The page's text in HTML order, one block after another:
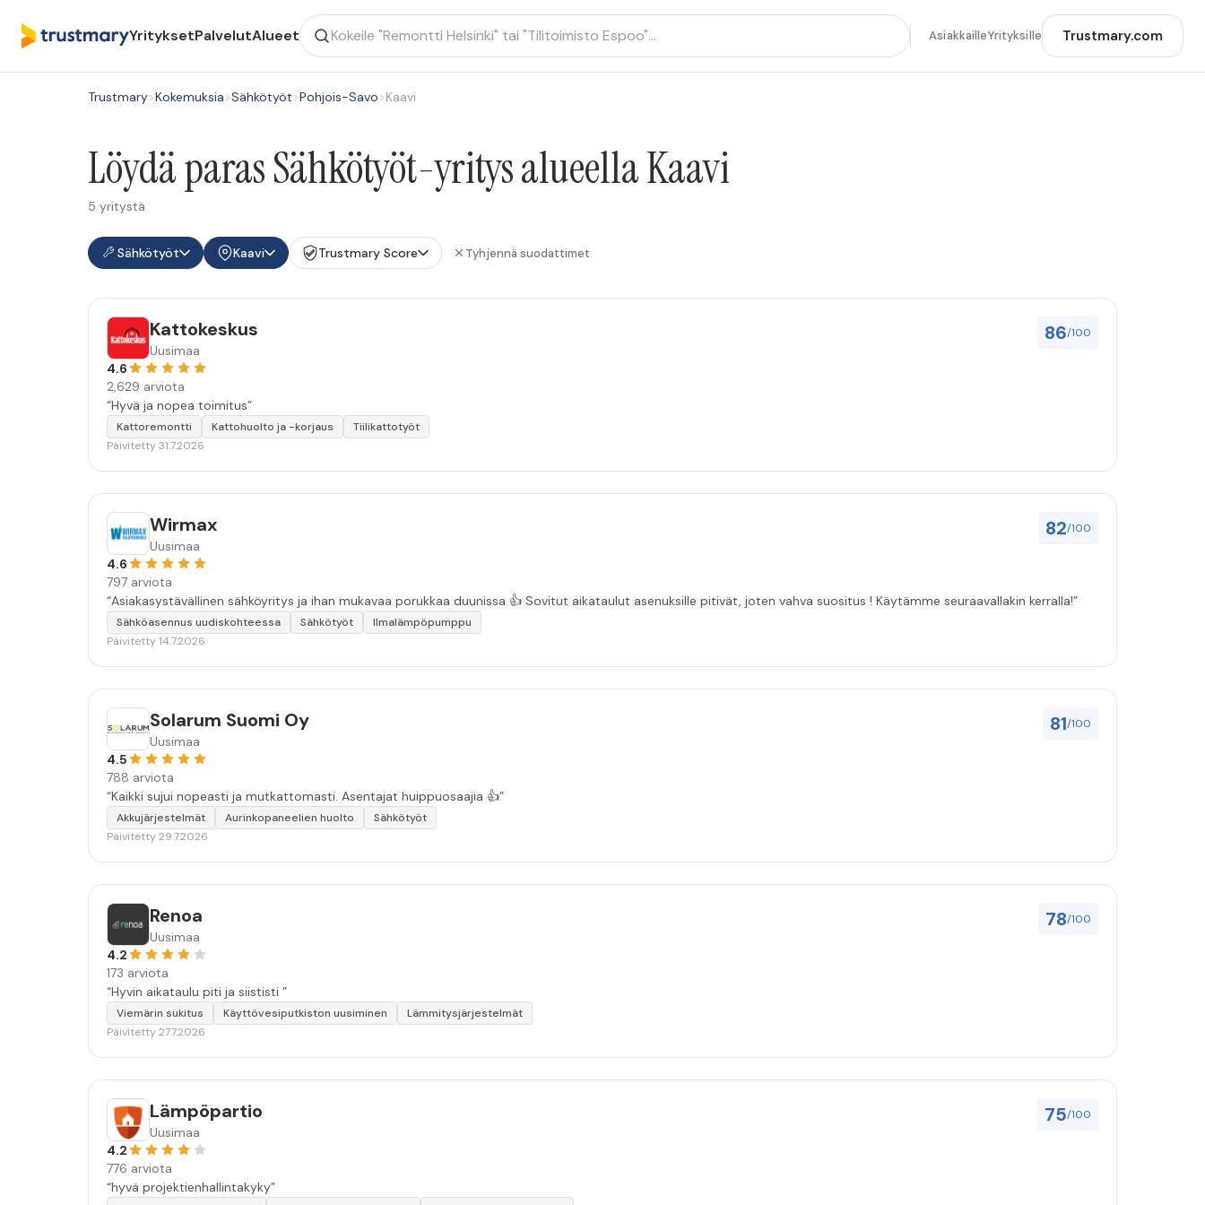
YrityksetPalvelutAlueet AsiakkailleYrityksille Trustmary.com
Trustmary>Kokemuksia>Sähkötyöt>Pohjois-Savo>Kaavi
Löydä paras Sähkötyöt-yritys alueella Kaavi
5 yritystä
Sähkötyöt Kaavi Trustmary Score Tyhjennä suodattimet
86/100
Kattokeskus
Uusimaa
4.6
2,629 arviota
“Hyvä ja nopea toimitus”
Kattoremontti Kattohuolto ja -korjaus
Tiilikattotyöt
Päivitetty 31.7.2026
82/100
Wirmax
Uusimaa
4.6
797 arviota
“Asiakasystävällinen sähköyritys ja ihan mukavaa porukkaa duunissa 👍 Sovitut aikataulut asenuksille pitivät, joten vahva suositus ! Käytämme seuraavallakin kerralla!”
Sähköasennus uudiskohteessa Sähkötyöt
Ilmalämpöpumppu
Päivitetty 14.7.2026
81/100
Solarum Suomi Oy
Uusimaa
4.5
788 arviota
“Kaikki sujui nopeasti ja mutkattomasti. Asentajat huippuosaajia 👍”
Akkujärjestelmät Aurinkopaneelien huolto
Sähkötyöt
Päivitetty 29.7.2026
78/100
Renoa
Uusimaa
4.2
173 arviota
“Hyvin aikataulu piti ja siististi ”
Viemärin sukitus Käyttövesiputkiston uusiminen
Lämmitysjärjestelmät
Päivitetty 27.7.2026
75/100
Lämpöpartio
Uusimaa
4.2
776 arviota
“hyvä projektienhallintakyky”